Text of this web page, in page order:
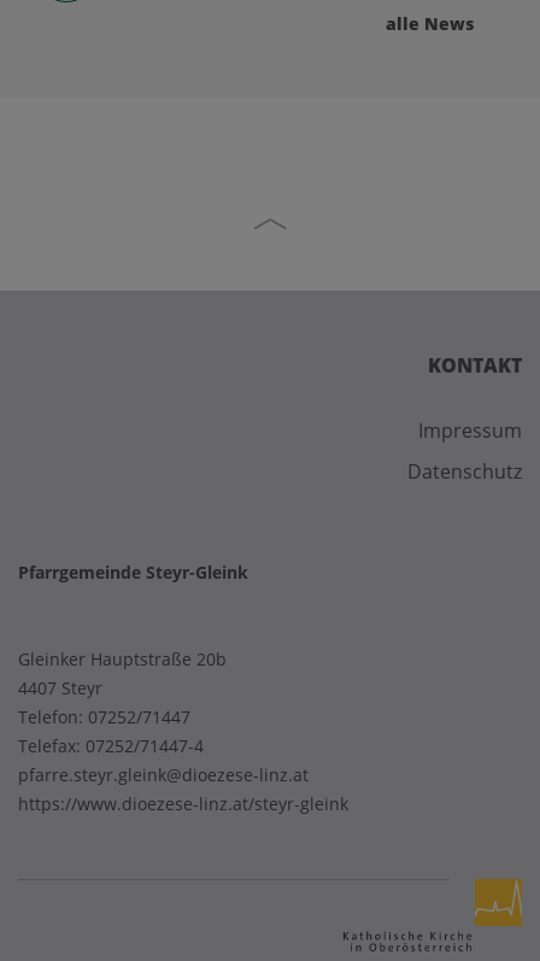
alle News
KONTAKT
Impressum
Datenschutz
Pfarrgemeinde Steyr-Gleink
Gleinker Hauptstraße 20b
4407 Steyr
Telefon: 07252/71447
Telefax: 07252/71447-4
pfarre.steyr.gleink@dioezese-linz.at
https://www.dioezese-linz.at/steyr-gleink